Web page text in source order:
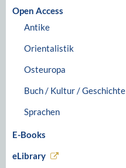
Open Access
Antike
Orientalistik
Osteuropa
Buch / Kultur / Geschichte
Sprachen
E-Books
eLibrary